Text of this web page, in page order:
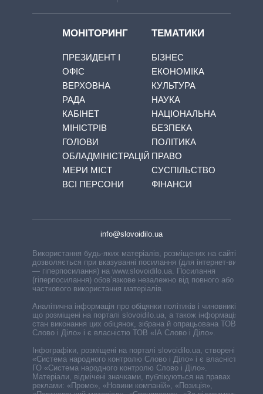
МОНІТОРИНГ
ПРЕЗИДЕНТ І
ОФІС
ВЕРХОВНА
РАДА
КАБІНЕТ
МІНІСТРІВ
ГОЛОВИ
ОБЛАДМІНІСТРАЦІЙ
МЕРИ МІСТ
ВСІ ПЕРСОНИ
ТЕМАТИКИ
БІЗНЕС
ЕКОНОМІКА
КУЛЬТУРА
НАУКА
НАЦІОНАЛЬНА
БЕЗПЕКА
ПОЛІТИКА
ПРАВО
СУСПІЛЬСТВО
ФІНАНСИ
info@slovoidilo.ua
Використання будь-яких матеріалів, розміщених на сайті,
дозволяється при вказуванні посилання (для інтернет-видань
— гіперпосилання) на www.slovoidilo.ua. Посилання
(гіперпосилання) обов’язкове незалежно від повного або
часткового використання матеріалів.
Аналітична інформація про обіцянки політиків і чиновників,
що розміщені на порталі slovoidilo.ua, а також інформація про
стан виконання цих обіцянок, зібрана й опрацьована ТОВ «ІА
Слово і Діло» і є власністю ТОВ «ІА Слово і Діло».
Інфографіки, розміщені на порталі slovoidilo.ua, створені ГО
«Система народного контролю Слово і Діло» і є власністю
ГО «Система народного контролю Слово і Діло».
Матеріали, відмічені значками, публікуються на правах
реклами: «Промо», «Новини компаній», «Позиція»,